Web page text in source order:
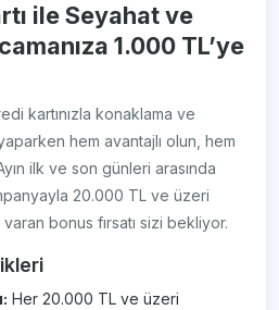
ile Seyahat ve
1.000 TL’ye
kartınızla konaklama ve
hem avantajlı olun, hem
ilk ve son günleri arasında
20.000 TL ve üzeri
bonus fırsatı sizi bekliyor.
Her 20.000 TL ve üzeri